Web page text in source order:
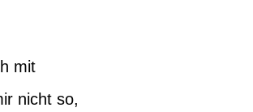
mit
nicht so,